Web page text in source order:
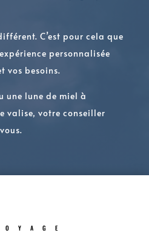
C’est pour cela que
personnalisée
vos besoins.
une lune de miel à
valise, votre conseiller